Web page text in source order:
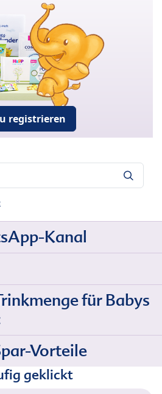
registrieren
Kanal
für Babys
Vorteile
geklickt